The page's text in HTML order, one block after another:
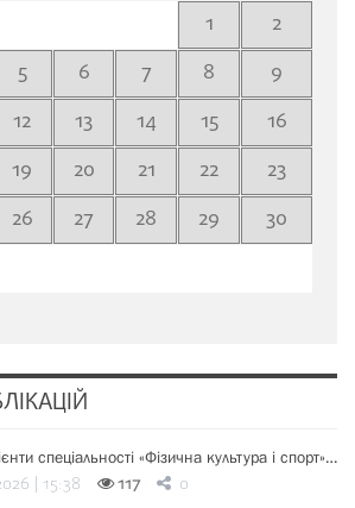
1
2
5 6 7 8
9
12 13 14 15
16
19 20 21 22
23
26 27 28 29
30
спеціальності «Фізична культура і спорт»…
| 15:38 117 0